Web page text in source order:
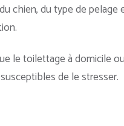
chien, du type de pelage
le toilettage à domicile
de le stresser.